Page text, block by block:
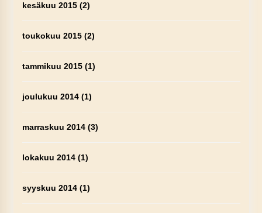
kesäkuu 2015(2)
toukokuu 2015(2)
tammikuu 2015(1)
joulukuu 2014(1)
marraskuu 2014(3)
lokakuu 2014(1)
syyskuu 2014(1)